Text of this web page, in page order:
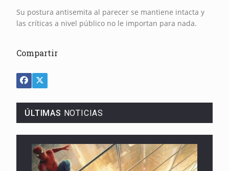
Su postura antisemita al parecer se mantiene intacta y
las críticas a nivel público no le importan para nada.
Compartir
ÚLTIMAS NOTICIAS